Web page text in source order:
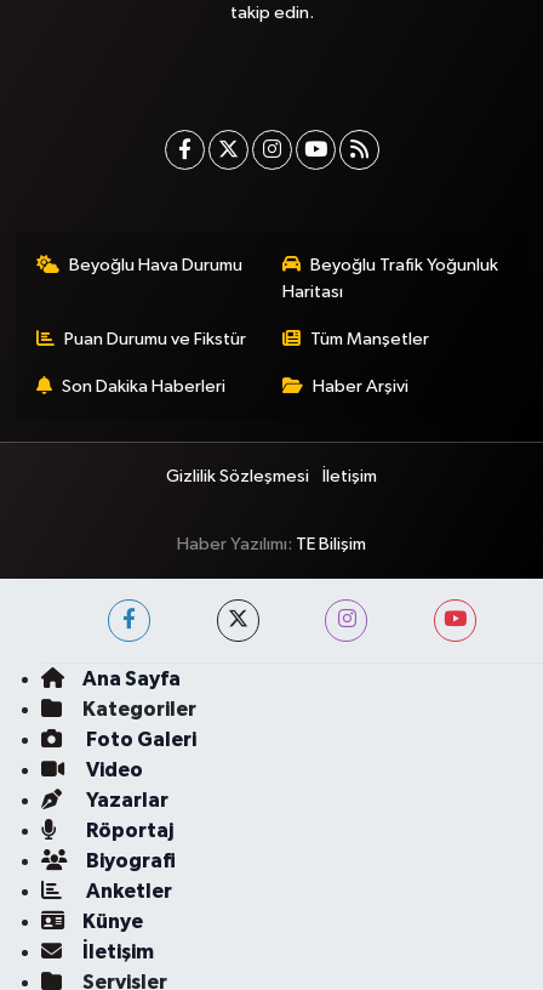
takip edin.
Beyoğlu Hava Durumu
Beyoğlu Trafik Yoğunluk
Haritası
Puan Durumu ve Fikstür Tüm Manşetler
Son Dakika Haberleri Haber Arşivi
Gizlilik Sözleşmesi İletişim
Haber Yazılımı: TE Bilişim
Ana Sayfa
Kategoriler
Foto Galeri
Video
Yazarlar
Röportaj
Biyografi
Anketler
Künye
İletişim
Servisler